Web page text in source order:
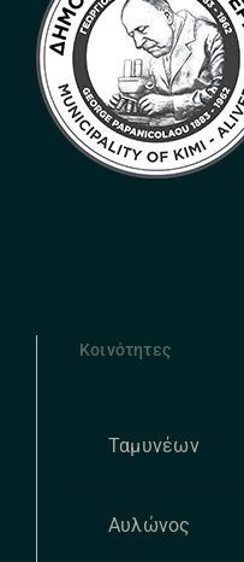
Κοινότητες
Ταμυνέων
Αυλώνος